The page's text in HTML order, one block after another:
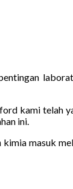
kami telah
ini.
masuk